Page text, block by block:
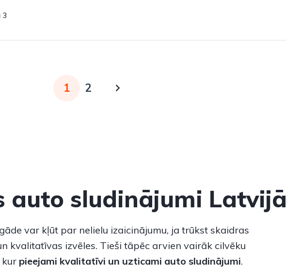
3
1 2
auto sludinājumi Latvijā
var kļūt par nelielu izaicinājumu, ja trūkst skaidras
kvalitatīvas izvēles. Tieši tāpēc arvien vairāk cilvēku
kur pieejami kvalitatīvi un uzticami auto sludinājumi.